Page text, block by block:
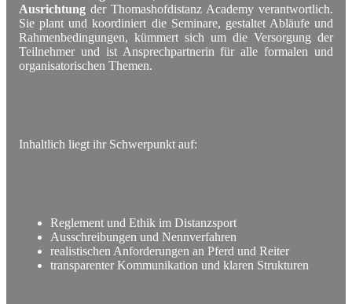
Ausrichtung der Thomashofdistanz Academy verantwortlich.
Sie plant und koordiniert die Seminare, gestaltet Abläufe und
Rahmenbedingungen, kümmert sich um die Versorgung der
Teilnehmer und ist Ansprechpartnerin für alle formalen und
organisatorischen Themen.
Inhaltlich liegt ihr Schwerpunkt auf:
Reglement und Ethik im Distanzsport
Ausschreibungen und Nennverfahren
realistischen Anforderungen an Pferd und Reiter
transparenter Kommunikation und klaren Strukturen